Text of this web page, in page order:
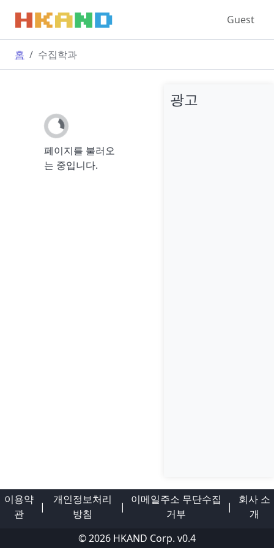
Guest
홈 수집학과
페이지를 불러오
는 중입니다.
광고
이용약
관
|
개인정보처리
방침
|
이메일주소 무단수집
거부
|
회사 소
개
©2026 HKAND Corp. v0.4